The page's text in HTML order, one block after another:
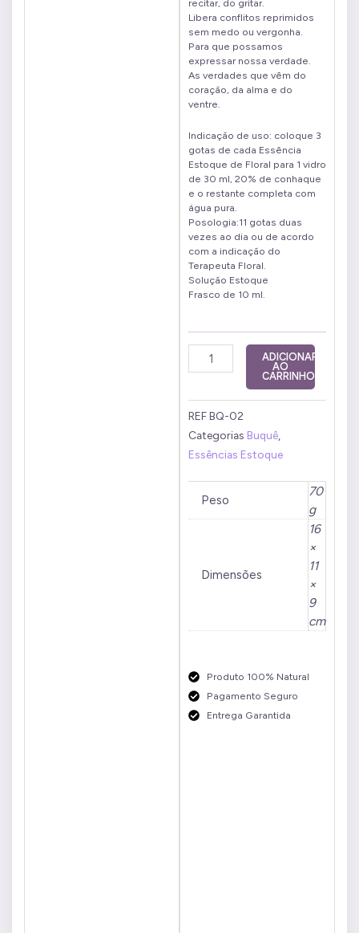
recitar, do gritar.
Libera conflitos reprimidos
sem medo ou vergonha.
Para que possamos
expressar nossa verdade.
As verdades que vêm do
coração, da alma e do
ventre.
Indicação de uso: coloque 3
gotas de cada Essência
Estoque de Floral para 1 vidro
de 30 ml, 20% de conhaque
e o restante completa com
água pura.
Posologia:11 gotas duas
vezes ao dia ou de acordo
com a indicação do
Terapeuta Floral.
Solução Estoque
Frasco de 10 ml.
Buquê
Comunicação
ml
quantidade
ADICIONAR
AO
CARRINHO
REFBQ-02
Categorias Buquê
Essências Estoque
Peso
70
g
Dimensões
16
×
11
×
9
cm
Produto 100% Natural
Pagamento Seguro
Entrega Garantida